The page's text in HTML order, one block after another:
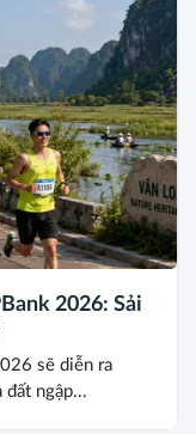
2026: Sải
sẽ diễn ra
ngập...